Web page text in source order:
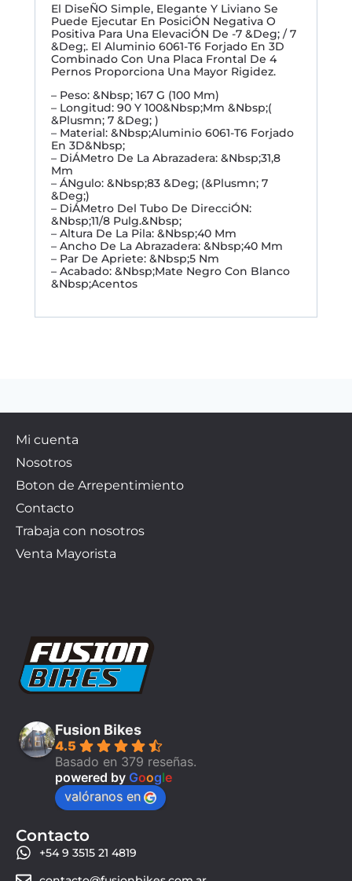
El DiseÑO Simple, Elegante Y Liviano Se
Puede Ejecutar En PosiciÓN Negativa O
Positiva Para Una ElevaciÓN De -7 &Deg; / 7
&Deg;. El Aluminio 6061-T6 Forjado En 3D
Combinado Con Una Placa Frontal De 4
Pernos Proporciona Una Mayor Rigidez.
– Peso: &Nbsp; 167 G (100 Mm)
– Longitud: 90 Y 100&Nbsp;Mm &Nbsp;(
&Plusmn; 7 &Deg; )
– Material: &Nbsp;Aluminio 6061-T6 Forjado
En 3D&Nbsp;
– DiÁMetro De La Abrazadera: &Nbsp;31,8
Mm
– ÁNgulo: &Nbsp;83 &Deg; (&Plusmn; 7
&Deg;)
– DiÁMetro Del Tubo De DirecciÓN:
&Nbsp;11/8 Pulg.&Nbsp;
– Altura De La Pila: &Nbsp;40 Mm
– Ancho De La Abrazadera: &Nbsp;40 Mm
– Par De Apriete: &Nbsp;5 Nm
– Acabado: &Nbsp;Mate Negro Con Blanco
&Nbsp;Acentos
Mi cuenta
Nosotros
Boton de Arrepentimiento
Contacto
Trabaja con nosotros
Venta Mayorista
Fusion Bikes
4.5
Basado en 379 reseñas.
powered by Google
valóranos en
Contacto
+54 9 3515 21 4819